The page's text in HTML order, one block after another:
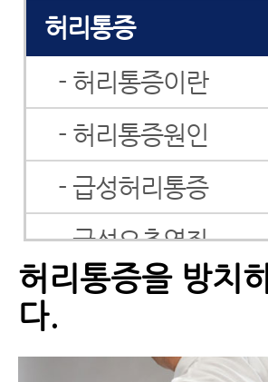
허리통증
- 허리통증이란
- 허리통증원인
- 급성허리통증
- 급성요추염좌
- 허리근육통
허리통증을 방치
다.